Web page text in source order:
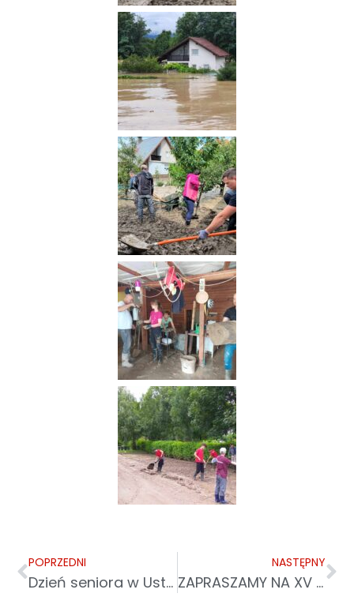
POPRZEDNI
Dzień seniora w Ustrzykach Dolnych
NASTĘPNY
ZAPRASZAMY NA XV FINAŁ „TORNISTER PEŁEN UŚMIECHÓW” DO BIRCZY